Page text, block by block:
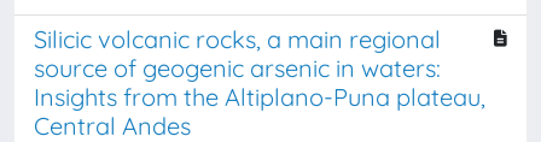
Silicic volcanic rocks, a main regional
source of geogenic arsenic in waters:
Insights from the Altiplano-Puna plateau,
Central Andes